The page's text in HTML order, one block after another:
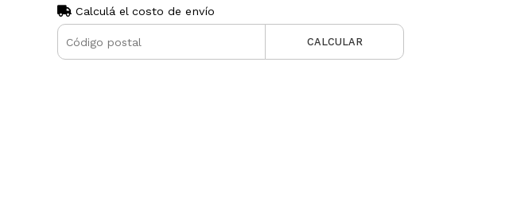
Calculá el costo de envío
CALCULAR